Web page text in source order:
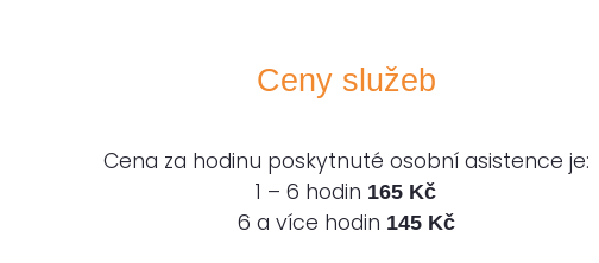
Ceny služeb
Cena za hodinu poskytnuté osobní asistence je:
1 – 6 hodin 165 Kč
6 a více hodin 145 Kč